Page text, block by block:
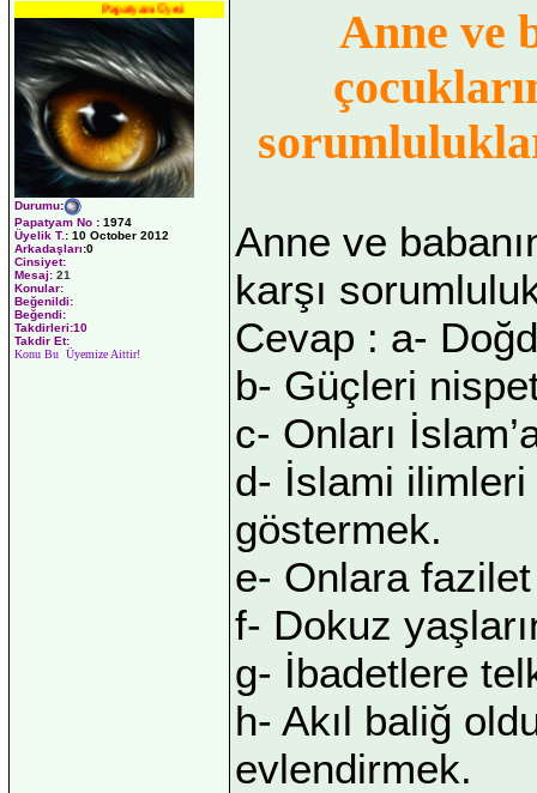
Papatyam Üyesi
Durumu:
Papatyam No : 1974
Üyelik T.: 10 October 2012
Arkadaşları:0
Cinsiyet:
Mesaj: 21
Konular:
Beğenildi:
Beğendi:
Takdirleri:10
Takdir Et:
Konu Bu Üyemize Aittir!
Anne ve
Anne ve
karşı
Cevap : a-
b- Güçleri
c- Onları
d- İslami ilimleri
göstermek.
e- Onlara
f- Dokuz
g- İbadetlere
h- Akıl baliğ
evlendirmek.